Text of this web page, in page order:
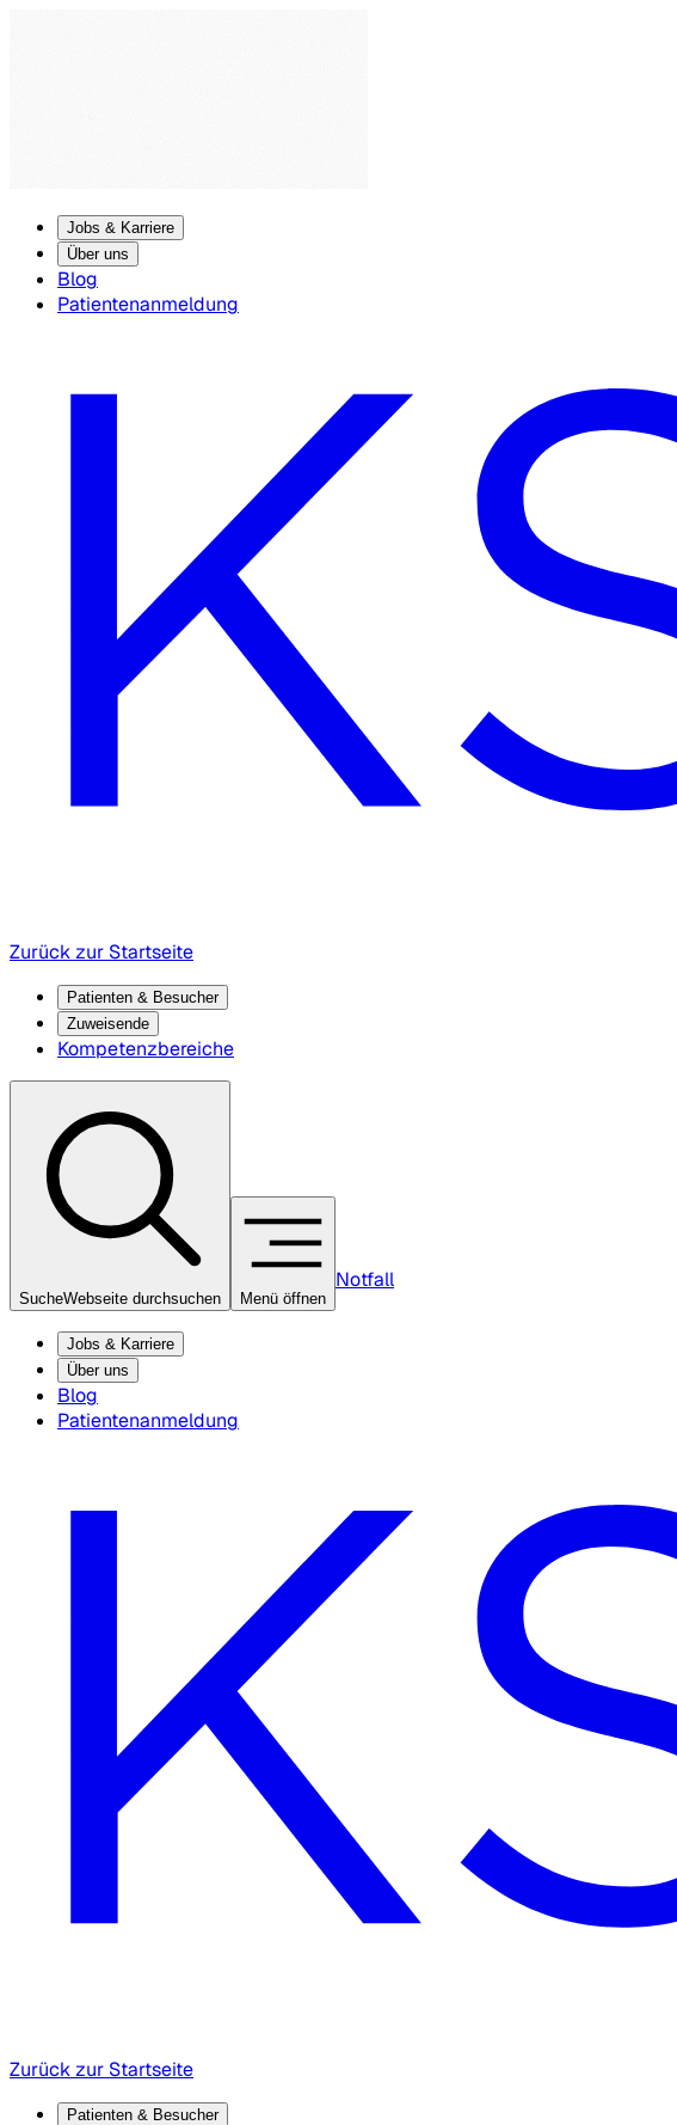
Jobs & Karriere
Über uns
Blog
Patientenanmeldung
Zurück zur Startseite
Patienten & Besucher
Zuweisende
Kompetenzbereiche
SucheWebseite durchsuchen Menü öffnen
Notfall
Jobs & Karriere
Über uns
Blog
Patientenanmeldung
Zurück zur Startseite
Patienten & Besucher